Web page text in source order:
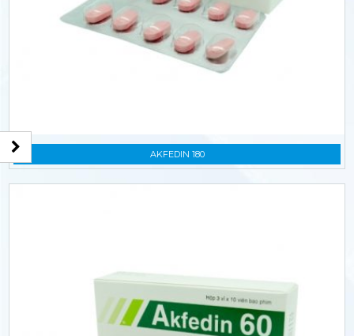
AKFEDIN 180